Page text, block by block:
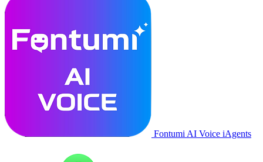
Fontumi AI Voice iAgents